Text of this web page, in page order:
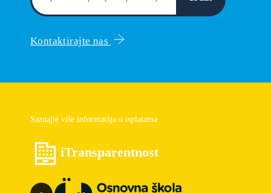
Kontaktirajte nas
Saznajte više informacija o isplatama
iTransparentnost